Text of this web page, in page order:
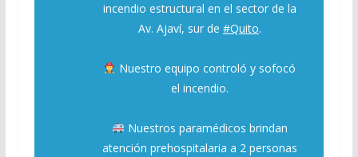
incendio estructural en el sector de la
Av. Ajaví, sur de #Quito.
Nuestro equipo controló y sofocó
el incendio.
Nuestros paramédicos brindan
atención prehospitalaria a 2 personas